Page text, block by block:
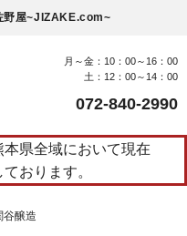
野屋~JIZAKE.com~
月～金：10：00～16：00
土：12：00～14：00
072-840-2990
県全域において現在
おります。
醸造